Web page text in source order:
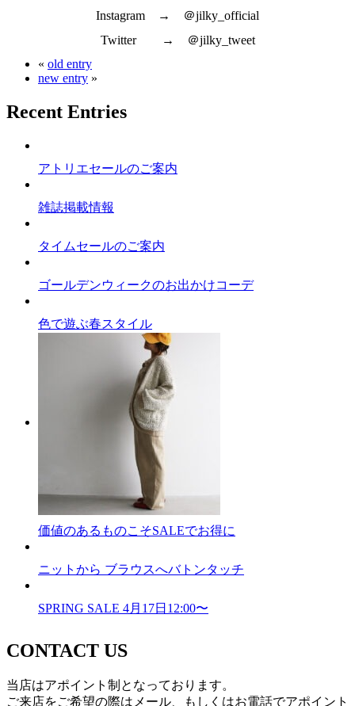
Instagram → ＠jilky_official
Twitter → ＠jilky_tweet
« old entry
new entry »
Recent Entries
アトリエセールのご案内
雑誌掲載情報
タイムセールのご案内
ゴールデンウィークのお出かけコーデ
色で遊ぶ春スタイル
価値のあるものこそSALEでお得に
ニットから ブラウスへバトンタッチ
SPRING SALE 4月17日12:00〜
CONTACT US
当店はアポイント制となっております。
ご来店をご希望の際はメール、もしくはお電話でアポイント